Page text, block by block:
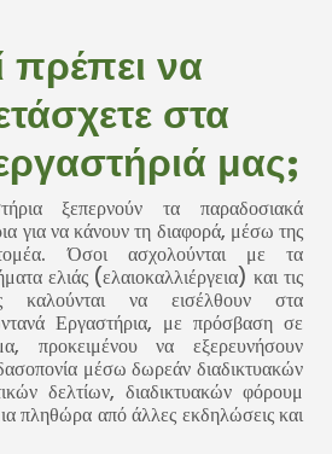
πρέπει να
στα
μας;
ξεπερνούν τα παραδοσιακά
για να κάνουν τη διαφορά, μέσω της
Όσοι ασχολούνται με τα
ελιάς (ελαιοκαλλιέργεια) και τις
καλούνται να εισέλθουν στα
Εργαστήρια, με πρόσβαση σε
προκειμένου να εξερευνήσουν
μέσω δωρεάν διαδικτυακών
δελτίων, διαδικτυακών φόρουμ
πληθώρα από άλλες εκδηλώσεις και